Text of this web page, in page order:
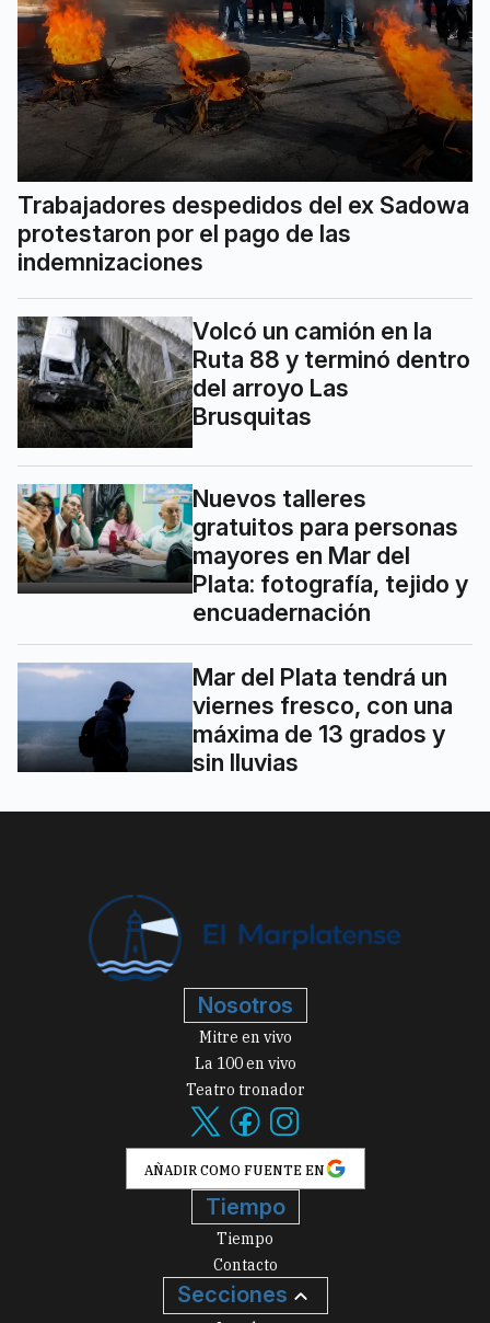
Trabajadores despedidos del ex Sadowa
protestaron por el pago de las
indemnizaciones
Volcó un camión en la
Ruta 88 y terminó dentro
del arroyo Las
Brusquitas
Nuevos talleres
gratuitos para personas
mayores en Mar del
Plata: fotografía, tejido y
encuadernación
Mar del Plata tendrá un
viernes fresco, con una
máxima de 13 grados y
sin lluvias
Nosotros
Mitre en vivo
La 100 en vivo
Teatro tronador
AÑADIR COMO FUENTE EN
Tiempo
Tiempo
Contacto
Secciones